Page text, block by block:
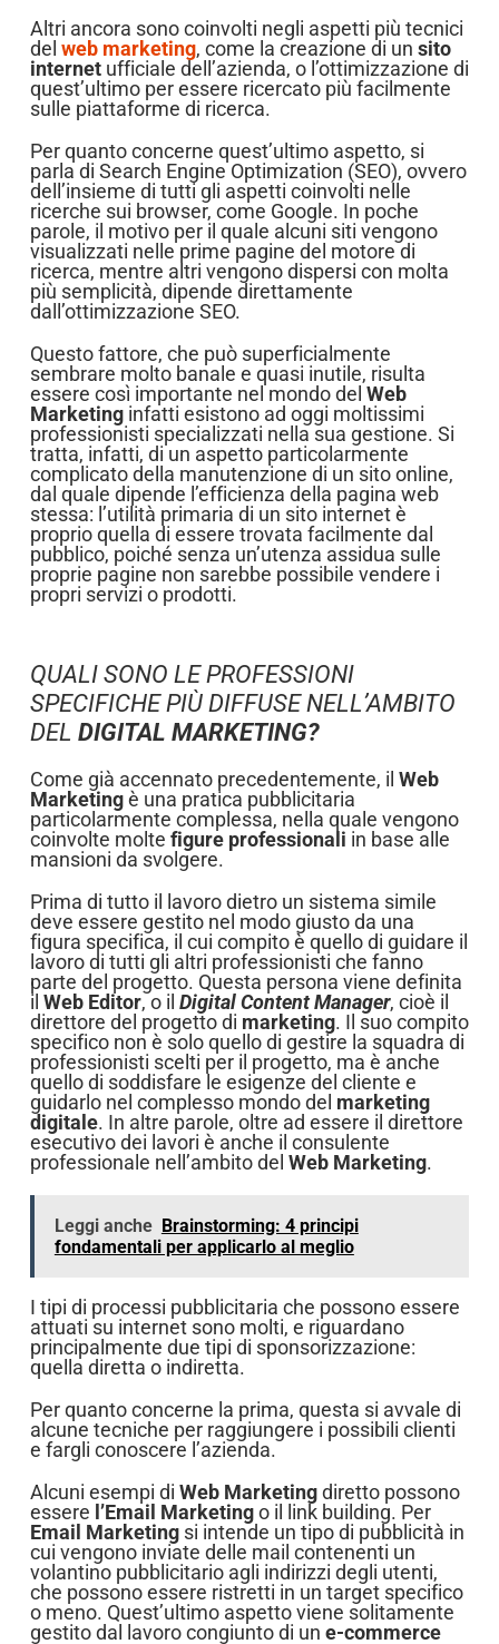
Altri ancora sono coinvolti negli aspetti più tecnici
del web marketing, come la creazione di un sito
internet ufficiale dell’azienda, o l’ottimizzazione di
quest’ultimo per essere ricercato più facilmente
sulle piattaforme di ricerca.
Per quanto concerne quest’ultimo aspetto, si
parla di Search Engine Optimization (SEO), ovvero
dell’insieme di tutti gli aspetti coinvolti nelle
ricerche sui browser, come Google. In poche
parole, il motivo per il quale alcuni siti vengono
visualizzati nelle prime pagine del motore di
ricerca, mentre altri vengono dispersi con molta
più semplicità, dipende direttamente
dall’ottimizzazione SEO.
Questo fattore, che può superficialmente
sembrare molto banale e quasi inutile, risulta
essere così importante nel mondo del Web
Marketing infatti esistono ad oggi moltissimi
professionisti specializzati nella sua gestione. Si
tratta, infatti, di un aspetto particolarmente
complicato della manutenzione di un sito online,
dal quale dipende l’efficienza della pagina web
stessa: l’utilità primaria di un sito internet è
proprio quella di essere trovata facilmente dal
pubblico, poiché senza un’utenza assidua sulle
proprie pagine non sarebbe possibile vendere i
propri servizi o prodotti.
QUALI SONO LE PROFESSIONI
SPECIFICHE PIÙ DIFFUSE NELL’AMBITO
DEL DIGITAL MARKETING?
Come già accennato precedentemente, il Web
Marketingè una pratica pubblicitaria
particolarmente complessa, nella quale vengono
coinvolte molte figure professionali in base alle
mansioni da svolgere.
Prima di tutto il lavoro dietro un sistema simile
deve essere gestito nel modo giusto da una
figura specifica, il cui compito è quello di guidare il
lavoro di tutti gli altri professionisti che fanno
parte del progetto. Questa persona viene definita
il Web Editor, o il Digital Content Manager, cioè il
direttore del progetto di marketing. Il suo compito
specifico non è solo quello di gestire la squadra di
professionisti scelti per il progetto, ma è anche
quello di soddisfare le esigenze del cliente e
guidarlo nel complesso mondo del marketing
digitale. In altre parole, oltre ad essere il direttore
esecutivo dei lavori è anche il consulente
professionale nell’ambito del Web Marketing.
Leggi anche Brainstorming: 4 principi
fondamentali per applicarlo al meglio
I tipi di processi pubblicitaria che possono essere
attuati su internet sono molti, e riguardano
principalmente due tipi di sponsorizzazione:
quella diretta o indiretta.
Per quanto concerne la prima, questa si avvale di
alcune tecniche per raggiungere i possibili clienti
e fargli conoscere l’azienda.
Alcuni esempi di Web Marketingdiretto possono
essere l’Email Marketingo il link building. Per
Email Marketing si intende un tipo di pubblicità in
cui vengono inviate delle mail contenenti un
volantino pubblicitario agli indirizzi degli utenti,
che possono essere ristretti in un target specifico
o meno. Quest’ultimo aspetto viene solitamente
gestito dal lavoro congiunto di un e-commerce